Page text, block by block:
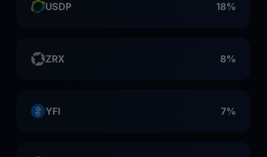
USDP 18%
ZRX 8%
YFI 7%